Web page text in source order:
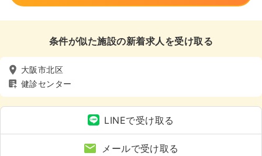
条件が似た施設の新着求人を受け取る
大阪市北区
健診センター
LINEで受け取る
メールで受け取る